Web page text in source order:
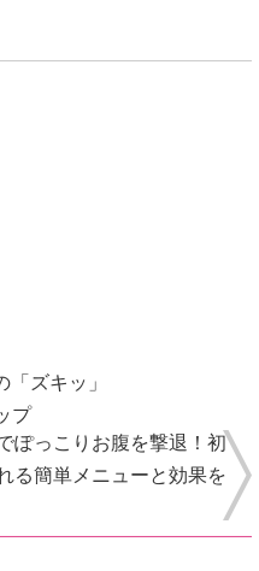
ズキッ」
プ
ぽっこりお腹を撃退！初
る簡単メニューと効果を